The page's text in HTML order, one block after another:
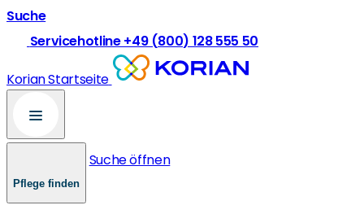
Suche
Servicehotline +49 (800) 128 555 50
Korian Startseite
Pflege finden
Suche öffnen